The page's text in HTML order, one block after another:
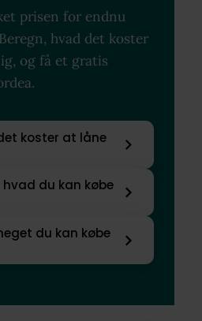
prisen for endnu
hvad det koster
og få et gratis
koster at låne
hvad du kan købe
du kan købe